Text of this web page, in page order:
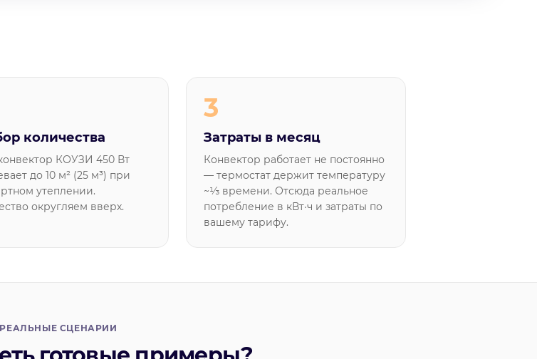
количества
КОУЗИ 450 Вт
до 10 м² (25 м³) при
утеплении.
округляем вверх.
3
Затраты в месяц
Конвектор работает не постоянно
— термостат держит температуру
~⅓ времени. Отсюда реальное
потребление в кВт·ч и затраты по
вашему тарифу.
РЕАЛЬНЫЕ СЦЕНАРИИ